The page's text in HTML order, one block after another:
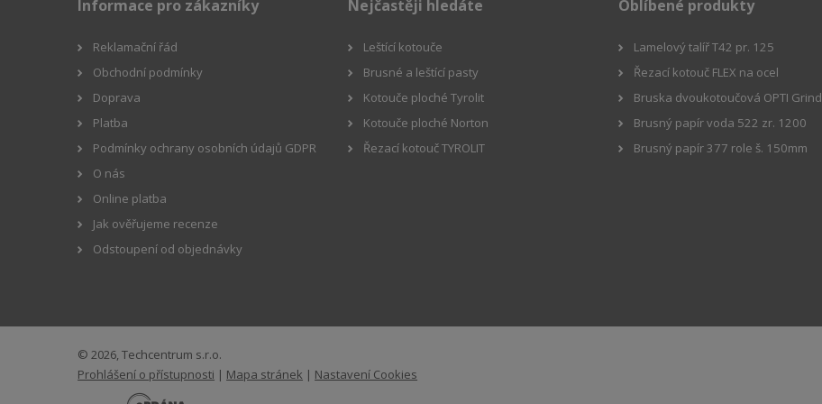
Informace pro zákazníky
Reklamační řád
Obchodní podmínky
Doprava
Platba
Podmínky ochrany osobních údajů GDPR
O nás
Online platba
Jak ověřujeme recenze
Odstoupení od objednávky
Nejčastěji hledáte
Leštící kotouče
Brusné a leštící pasty
Kotouče ploché Tyrolit
Kotouče ploché Norton
Řezací kotouč TYROLIT
Oblíbené produkty
Lamelový talíř T42 pr. 125
Řezací kotouč FLEX na ocel
Bruska dvoukotoučová OPTI Grind
Brusný papír voda 522 zr. 1200
Brusný papír 377 role š. 150mm
© 2026, Techcentrum s.r.o.
Prohlášení o přístupnosti | Mapa stránek | Nastavení Cookies